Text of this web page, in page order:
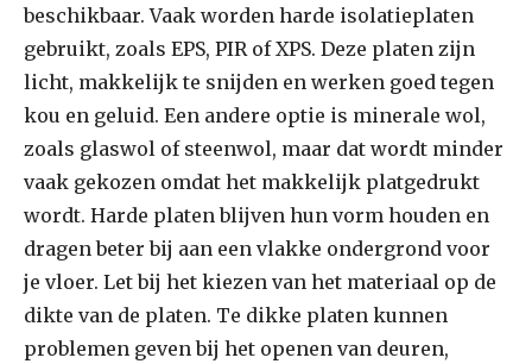
beschikbaar. Vaak worden harde isolatieplaten
gebruikt, zoals EPS, PIR of XPS. Deze platen zijn
licht, makkelijk te snijden en werken goed tegen
kou en geluid. Een andere optie is minerale wol,
zoals glaswol of steenwol, maar dat wordt minder
vaak gekozen omdat het makkelijk platgedrukt
wordt. Harde platen blijven hun vorm houden en
dragen beter bij aan een vlakke ondergrond voor
je vloer. Let bij het kiezen van het materiaal op de
dikte van de platen. Te dikke platen kunnen
problemen geven bij het openen van deuren,